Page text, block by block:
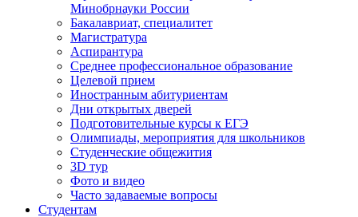
Минобрнауки России
Бакалавриат, специалитет
Магистратура
Аспирантура
Среднее профессиональное образование
Целевой прием
Иностранным абитуриентам
Дни открытых дверей
Подготовительные курсы к ЕГЭ
Олимпиады, мероприятия для школьников
Студенческие общежития
3D тур
Фото и видео
Часто задаваемые вопросы
Студентам